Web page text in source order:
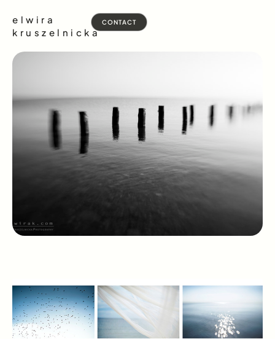
elwira
kruszelnicka
CONTACT